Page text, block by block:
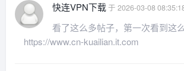
快连VPN下载于 2026-03-08
看了这么多帖子，第一次看到这么
https://www.cn-kuailian.it.com